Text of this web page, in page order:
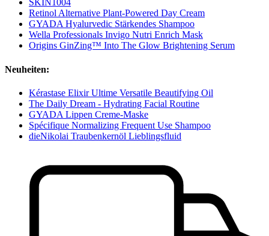
SKIN1004
Retinol Alternative Plant-Powered Day Cream
GYADA Hyalurvedic Stärkendes Shampoo
Wella Professionals Invigo Nutri Enrich Mask
Origins GinZing™ Into The Glow Brightening Serum
Neuheiten:
Kérastase Elixir Ultime Versatile Beautifying Oil
The Daily Dream - Hydrating Facial Routine
GYADA Lippen Creme-Maske
Spécifique Normalizing Frequent Use Shampoo
dieNikolai Traubenkernöl Lieblingsfluid